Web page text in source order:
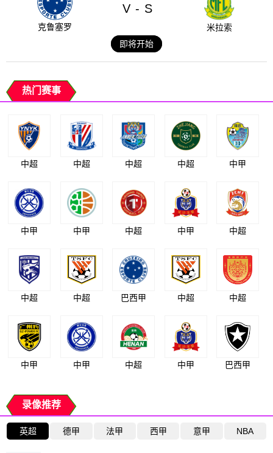
克鲁塞罗
V - S
米拉索
即将开始
热门赛事
中超 中超 中超 中超 中甲
中甲 中甲 中超 中甲 中超
中超 中超 巴西甲 中超 中超
中甲 中甲 中超 中甲 巴西甲
录像推荐
英超 德甲 法甲 西甲 意甲 NBA